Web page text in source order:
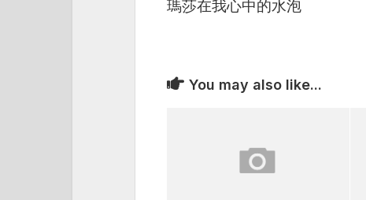
瑪莎在我心中的水泡
You may also like...